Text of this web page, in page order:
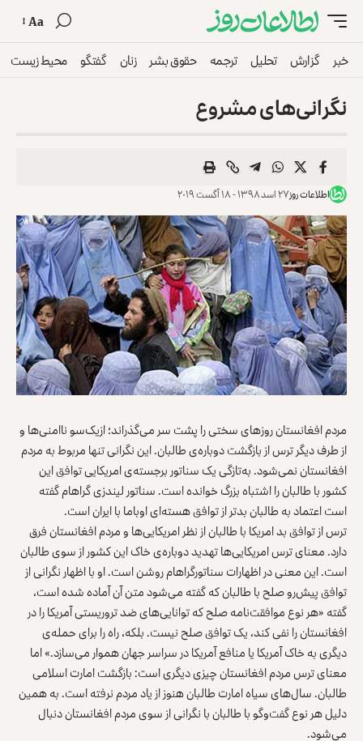
Aa
خبر گزارش تحلیل ترجمه حقوق بشر زنان گفتگو محیط زیست
نگرانی‌های مشروع
اطلاعات روز۲۷ اسد ۱۳۹۸ - ۱۸ آگست ۲۰۱۹
مردم افغانستان روزهای سختی را پشت سر می‌گذراند؛ ازیک‌سو ناامنی‌ها و
از طرف دیگر ترس از بازگشت دوباره‌ی طالبان. این نگرانی تنها مربوط به مردم
افغانستان نمی‌شود. به‌تاز‌گی یک سناتور برجسته‌ی امریکایی توافق این
کشور با طالبان را اشتباه بزرگ خوانده است. سناتور لیندزی گراهام گفته
است اعتماد به طالبان بدتر از توافق هسته‌ای اوباما با ایران است.
ترس از توافق بد امریکا با طالبان از نظر امریکایی‌ها و مردم افغانستان فرق
دارد. معنای ترس امریکایی‌ها تهدید دوباره‌ی خاک این کشور از سوی طالبان
است. این معنی در اظهارات سناتورگراهام روشن است. او با اظهار نگرانی از
توافق پیش‌رو صلح با طالبان که گفته می‌شود متن آن آماده شده است،
گفته «هر نوع موافقت‌نامه صلح که توانایی‌های ضد تروریستی آمریکا را در
افغانستان را نفی کند، یک توافق صلح نیست. بلکه، راه را برای حمله‌ی
دیگری به خاک آمریکا یا منافع آمریکا در سراسر جهان هموار می‌سازد.» اما
معنای ترس مردم افغانستان چیزی دیگری است: بازگشت امارت اسلامی
طالبان. سال‌های سیاه امارت طالبان هنوز از یاد مردم نرفته است. به همین
‌دلیل هر نوع گفت‌وگو با طالبان با نگرانی از سوی مردم افغانستان دنبال
می‌شود.